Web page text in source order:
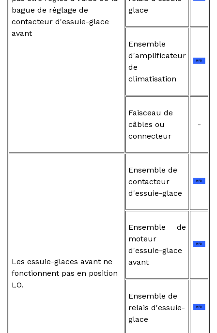
bague de réglage de
contacteur d'essuie-glace
avant
glace
Ensemble
d'amplificateur
de
climatisation
Faisceau de
câbles ou
connecteur
-
Les essuie-glaces avant ne
fonctionnent pas en position
LO.
Ensemble de
contacteur
d'essuie-glace
Ensemble de
moteur
d'essuie-glace
avant
Ensemble de
relais d'essuie-
glace